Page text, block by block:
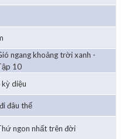
ngang khoảng trời xanh -
10
diệu
đâu thế
ngon nhất trên đời